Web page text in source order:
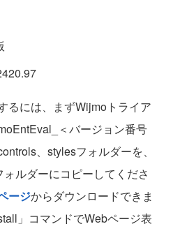
るには、まずWijmoトライア
＜バージョン番号
、stylesフォルダーを、
ルダーにコピーしてくださ
ージからダウンロードできま
」コマンドでWebページ表